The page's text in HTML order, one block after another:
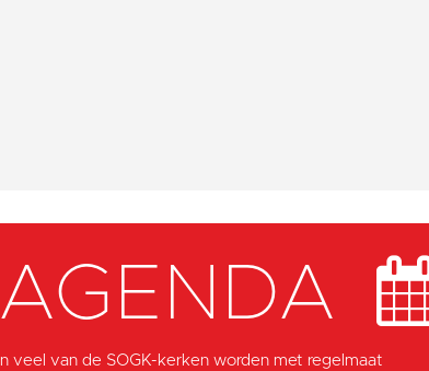
AGENDA
In veel van de SOGK-kerken worden met regelmaat